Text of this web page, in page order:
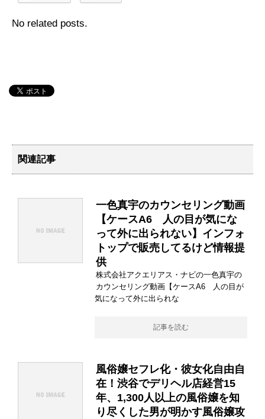
No related posts.
関連記事
一色真宇のカウンセリング動画
【ケースA6 人の目が気にな
って外に出られない】インフォ
トップで販売してるけど情報提
供
株式会社アクエリアス・ナビの一色真宇の
カウンセリング動画【ケースA6 人の目が
気になって外に出られな
記事を読む
風俗嬢セフレ化・彼女化自由自
在！渋谷でデリヘル店経営15
年、1,300人以上の風俗嬢を知
り尽くした男が明かす風俗嬢攻